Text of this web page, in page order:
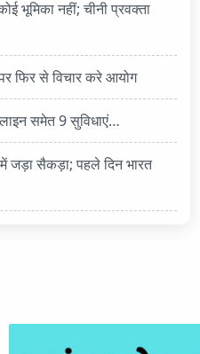
भूमिका नहीं; चीनी प्रवक्ता
फिर से विचार करे आयोग
समेत 9 सुविधाएं…
सैकड़ा; पहले दिन भारत